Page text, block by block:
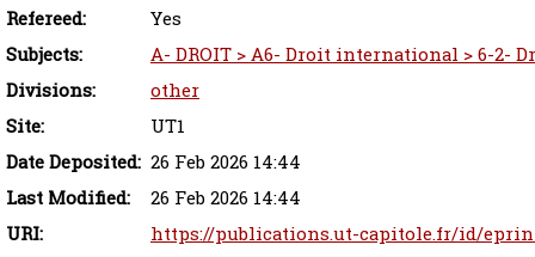
Refereed:
Yes
Subjects:
A- DROIT > A6- Droit international > 6-2-
Divisions:
other
Site:
UT1
Date Deposited: 26 Feb 2026 14:44
Last Modified:
26 Feb 2026 14:44
URI:
https://publications.ut-capitole.fr/id/